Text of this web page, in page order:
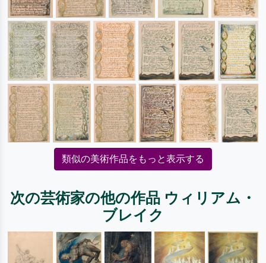
類似の美術作品をもっと表示する
次の芸術家の他の作品 ウィリアム・
ブレイク